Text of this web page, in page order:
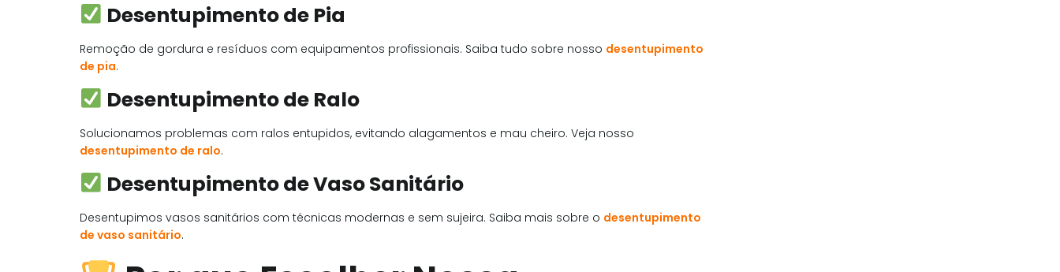
Desentupimento de Pia
Remoção de gordura e resíduos com equipamentos profissionais. Saiba tudo sobre nosso desentupimento
de pia.
Desentupimento de Ralo
Solucionamos problemas com ralos entupidos, evitando alagamentos e mau cheiro. Veja nosso
desentupimento de ralo.
Desentupimento de Vaso Sanitário
Desentupimos vasos sanitários com técnicas modernas e sem sujeira. Saiba mais sobre o desentupimento
de vaso sanitário.